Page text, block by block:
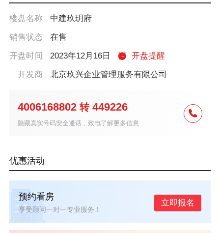
楼盘名称
中建玖玥府
销售状态
在售
开盘时间
2023年12月16日
开盘提醒
开发商
北京玖兴企业管理服务有限公司
4006168802 转 449226
隐藏真实号码安全通话，致电了解更多信息
优惠活动
预约看房
享受顾问一对一专业服务！
立即报名